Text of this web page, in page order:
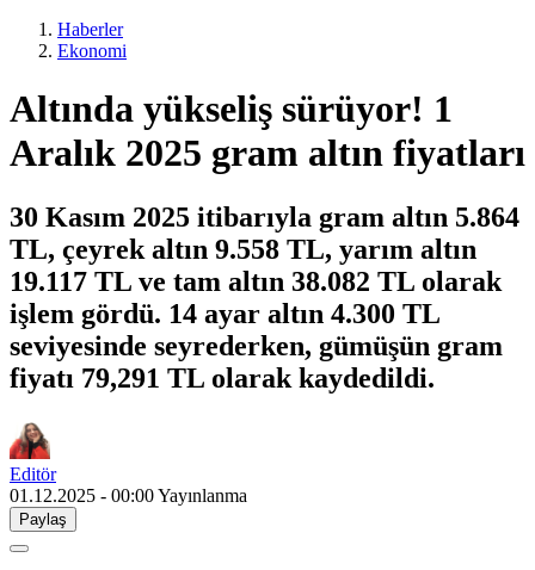
Haberler
Ekonomi
Altında yükseliş sürüyor! 1
Aralık 2025 gram altın fiyatları
30 Kasım 2025 itibarıyla gram altın 5.864
TL, çeyrek altın 9.558 TL, yarım altın
19.117 TL ve tam altın 38.082 TL olarak
işlem gördü. 14 ayar altın 4.300 TL
seviyesinde seyrederken, gümüşün gram
fiyatı 79,291 TL olarak kaydedildi.
Editör
01.12.2025 - 00:00Yayınlanma
Paylaş